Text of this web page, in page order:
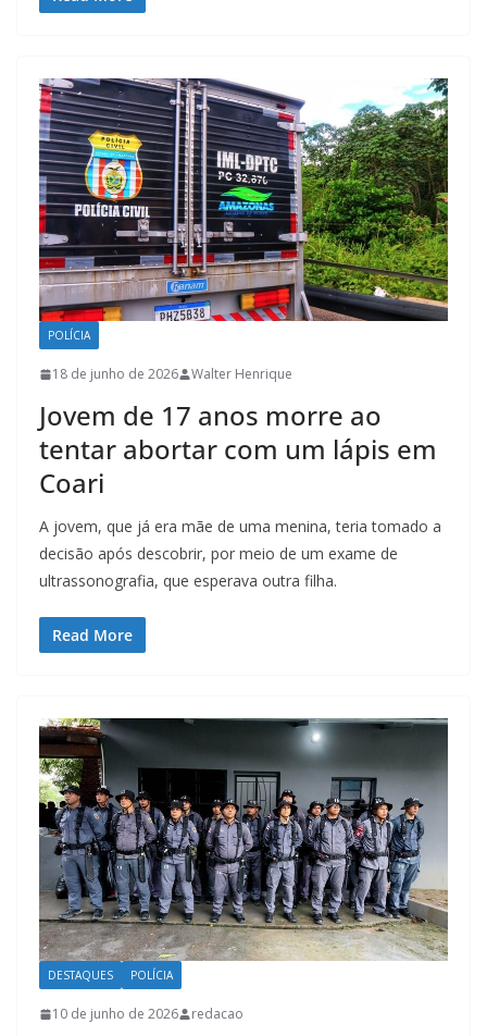
POLÍCIA
18 de junho de 2026 Walter Henrique
Jovem de 17 anos morre ao
tentar abortar com um lápis em
Coari
A jovem, que já era mãe de uma menina, teria tomado a
decisão após descobrir, por meio de um exame de
ultrassonografia, que esperava outra filha.
Read More
DESTAQUES POLÍCIA
10 de junho de 2026 redacao